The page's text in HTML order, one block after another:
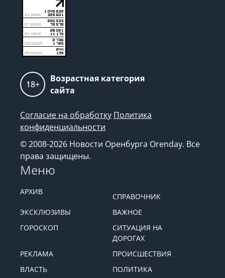
18+
Возрастная категория
сайта
Согласие на обработку Политика
конфиденциальности
© 2008-2026 Новости Оренбурга Orenday. Все
права защищены.
Меню
АРХИВ
СПРАВОЧНИК
ЭКСКЛЮЗИВЫ
ВАЖНОЕ
ГОРОСКОП
СИТУАЦИЯ НА
ДОРОГАХ
РЕКЛАМА
ПРОИСШЕСТВИЯ
ВЛАСТЬ
ПОЛИТИКА